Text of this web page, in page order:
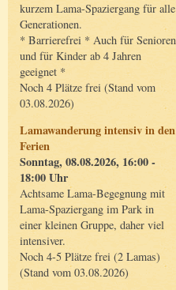
kurzem Lama-Spaziergang für alle
Generationen.
* Barrierefrei * Auch für Senioren
und für Kinder ab 4 Jahren
geeignet *
Noch 4 Plätze frei (Stand vom
03.08.2026)
Lamawanderung intensiv in den
Ferien
Sonntag, 08.08.2026, 16:00 -
18:00 Uhr
Achtsame Lama-Begegnung mit
Lama-Spaziergang im Park in
einer kleinen Gruppe, daher viel
intensiver.
Noch 4-5 Plätze frei (2 Lamas)
(Stand vom 03.08.2026)